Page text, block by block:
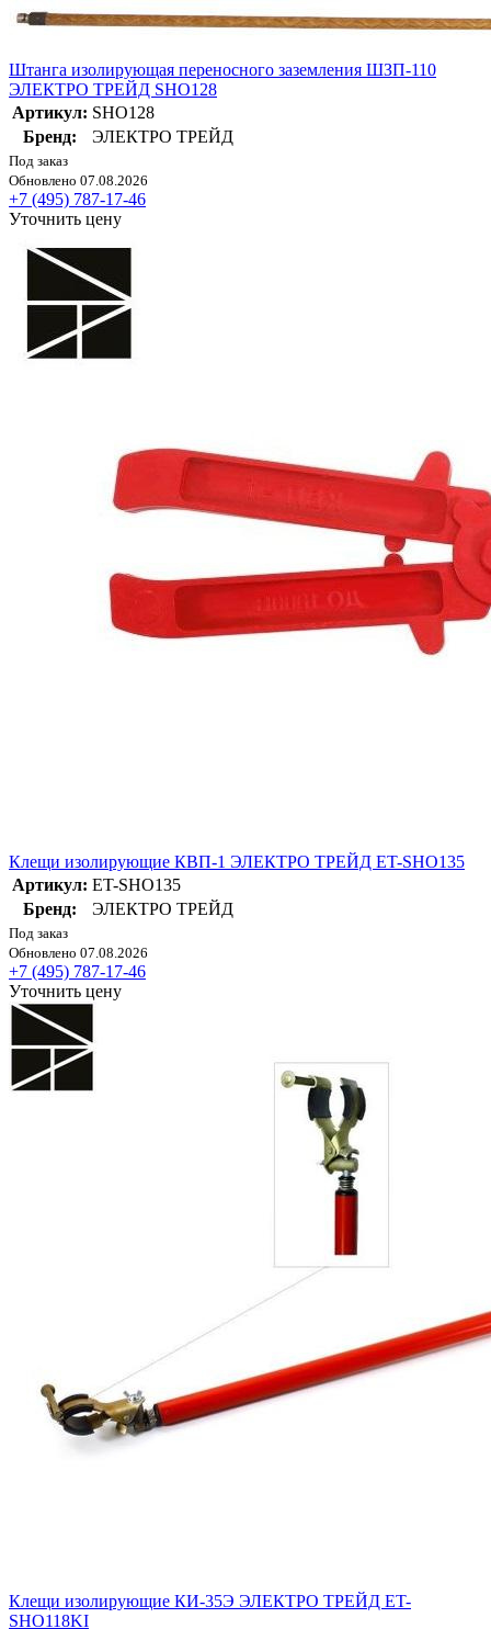
Штанга изолирующая переносного заземления ШЗП-110
ЭЛЕКТРО ТРЕЙД SHO128
Артикул: SHO128
Бренд:
ЭЛЕКТРО ТРЕЙД
Под заказ
Обновлено 07.08.2026
+7 (495) 787-17-46
Уточнить цену
Клещи изолирующие КВП-1 ЭЛЕКТРО ТРЕЙД ET-SHO135
Артикул: ET-SHO135
Бренд:
ЭЛЕКТРО ТРЕЙД
Под заказ
Обновлено 07.08.2026
+7 (495) 787-17-46
Уточнить цену
Клещи изолирующие КИ-35Э ЭЛЕКТРО ТРЕЙД ET-
SHO118KI